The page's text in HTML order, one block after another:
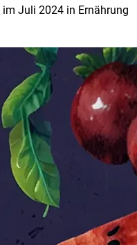
im Juli 2024 in Ernährung